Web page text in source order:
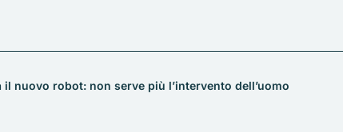
nuovo robot: non serve più l’intervento dell’uomo